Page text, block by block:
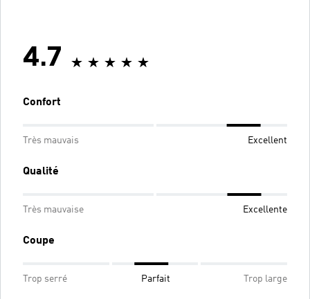
4.7
Confort
Très mauvais Excellent
Qualité
Très mauvaise Excellente
Coupe
Trop serré Parfait Trop large